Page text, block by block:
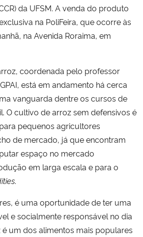
da UFSM. A venda do produto
na PoliFeira, que ocorre às
na Avenida Roraima, em
coordenada pelo professor
está em andamento há cerca
vanguarda dentre os cursos de
O cultivo de arroz sem defensivos é
pequenos agricultores
de mercado, já que encontram
espaço no mercado
em larga escala e para o
.
é uma oportunidade de ter uma
e socialmente responsável no dia
um dos alimentos mais populares